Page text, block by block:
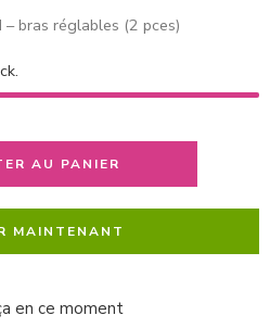
bras réglables (2 pces)
AU PANIER
MAINTENANT
en ce moment